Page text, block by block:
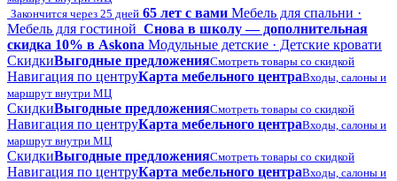
Закончится через 25 дней 65 лет с вами Мебель для спальни ·
Мебель для гостиной Снова в школу — дополнительная
скидка 10% в Askona Модульные детские · Детские кровати
СкидкиВыгодные предложенияСмотреть товары со скидкой
Навигация по центруКарта мебельного центраВходы, салоны и
маршрут внутри МЦ
СкидкиВыгодные предложенияСмотреть товары со скидкой
Навигация по центруКарта мебельного центраВходы, салоны и
маршрут внутри МЦ
СкидкиВыгодные предложенияСмотреть товары со скидкой
Навигация по центруКарта мебельного центраВходы, салоны и